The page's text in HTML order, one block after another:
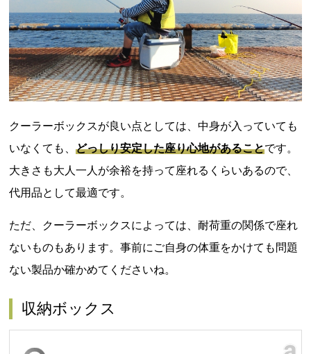
クーラーボックスが良い点としては、中身が入っていても
いなくても、どっしり安定した座り心地があることです。
大きさも大人一人が余裕を持って座れるくらいあるので、
代用品として最適です。
ただ、クーラーボックスによっては、耐荷重の関係で座れ
ないものもあります。事前にご自身の体重をかけても問題
ない製品か確かめてくださいね。
収納ボックス